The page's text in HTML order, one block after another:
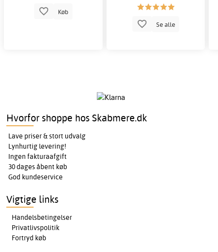
Køb
Se alle
Hvorfor shoppe hos Skabmere.dk
Lave priser & stort udvalg
Lynhurtig levering!
Ingen fakturaafgift
30 dages åbent køb
God kundeservice
Vigtige links
Handelsbetingelser
Privatlivspolitik
Fortryd køb